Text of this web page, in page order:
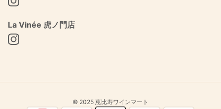
Instagram
La Vinée 虎ノ門店
Instagram
© 2025 恵比寿ワインマート